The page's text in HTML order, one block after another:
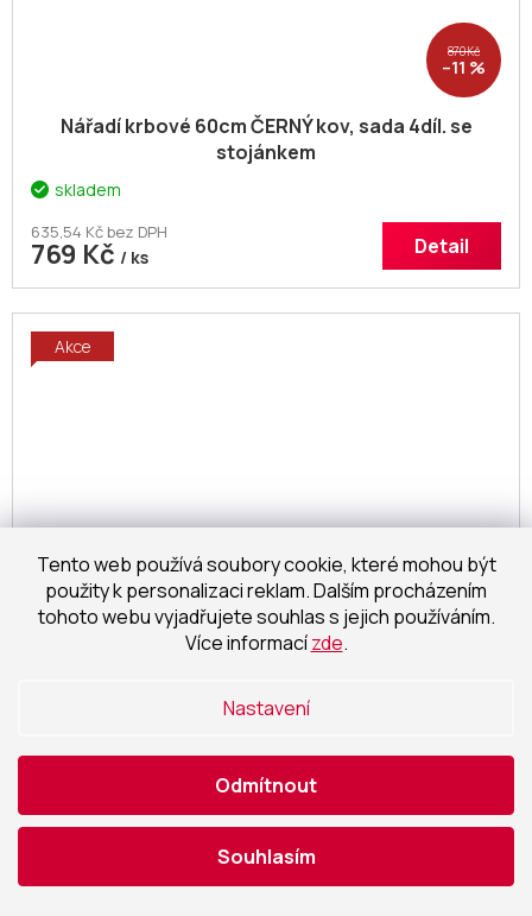
Tento web používá soubory cookie, které mohou být
použity k personalizaci reklam. Dalším procházením
tohoto webu vyjadřujete souhlas s jejich používáním.
Více informacízde.
Nastavení
Odmítnout
Souhlasím
870 Kč
–11 %
Nářadí krbové 60cm ČERNÝ kov, sada 4díl. se
stojánkem
skladem
635,54 Kč bez DPH
769 Kč / ks Detail
Akce
Nářadí krbové v.49cm, ČER ocel, sada 4díl. se
stojánkem
Detail